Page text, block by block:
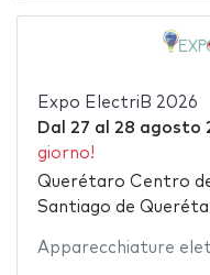
Expo ElectriB 2026
Dal 27 al 28 agosto
giorno!
Querétaro Centro
Santiago de
Apparecchiature